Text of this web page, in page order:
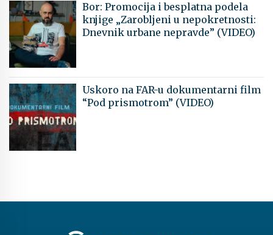
Bor: Promocija i besplatna podela
knjige „Zarobljeni u nepokretnosti:
Dnevnik urbane nepravde” (VIDEO)
Uskoro na FAR-u dokumentarni film
“Pod prismotrom” (VIDEO)